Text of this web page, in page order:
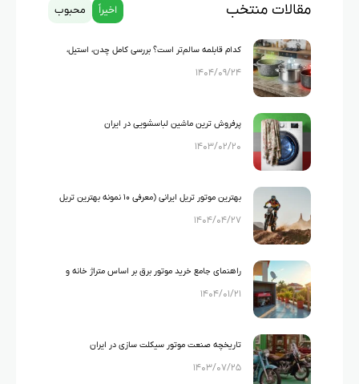
مقالات منتخب اخیراً محبوب
کدام قابلمه سالم‌تر است؟ بررسی کامل چدن، استیل،
گرانیت و تفلون
۱۴۰۴/۰۹/۲۴
پرفروش ترین ماشین لباسشویی در ایران
۱۴۰۳/۰۲/۲۰
بهترین موتور تریل ایرانی (معرفی ۱۰ نمونه بهترین تریل
های ایرانی)
۱۴۰۴/۰۴/۲۷
راهنمای جامع خرید موتور برق بر اساس متراژ خانه و
لوازم خانگی
۱۴۰۴/۰۱/۲۱
تاریخچه صنعت موتور سیکلت سازی در ایران
۱۴۰۳/۰۷/۲۵